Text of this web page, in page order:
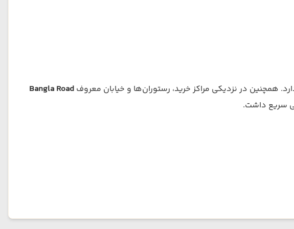
همچنین در نزدیکی مراکز خرید، رستوران‌ها و خیابان معروف Bangla Road
سریع داشت.